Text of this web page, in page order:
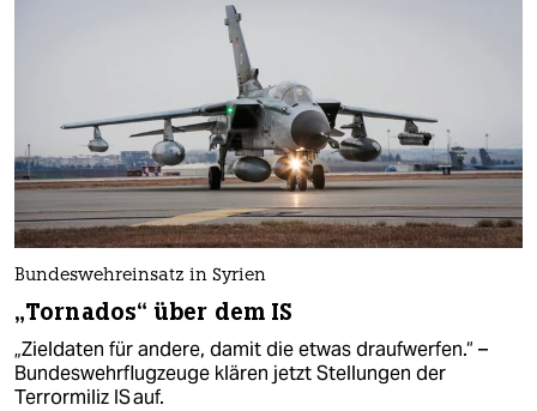
Bundeswehreinsatz in Syrien
„Tornados“ über dem IS
„Zieldaten für andere, damit die etwas draufwerfen.“ –
Bundeswehrflugzeuge klären jetzt Stellungen der
Terrormiliz IS auf.